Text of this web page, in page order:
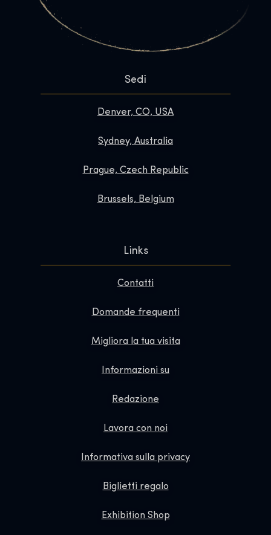
Sedi
Denver, CO, USA
Sydney, Australia
Prague, Czech Republic
Brussels, Belgium
Links
Contatti
Domande frequenti
Migliora la tua visita
Informazioni su
Redazione
Lavora con noi
Informativa sulla privacy
Biglietti regalo
Exhibition Shop